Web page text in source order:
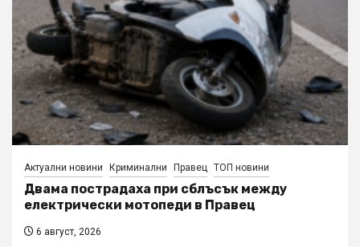
Актуални новини Криминални Правец ТОП новини
Двама пострадаха при сблъсък между
електрически мотопеди в Правец
6 август, 2026